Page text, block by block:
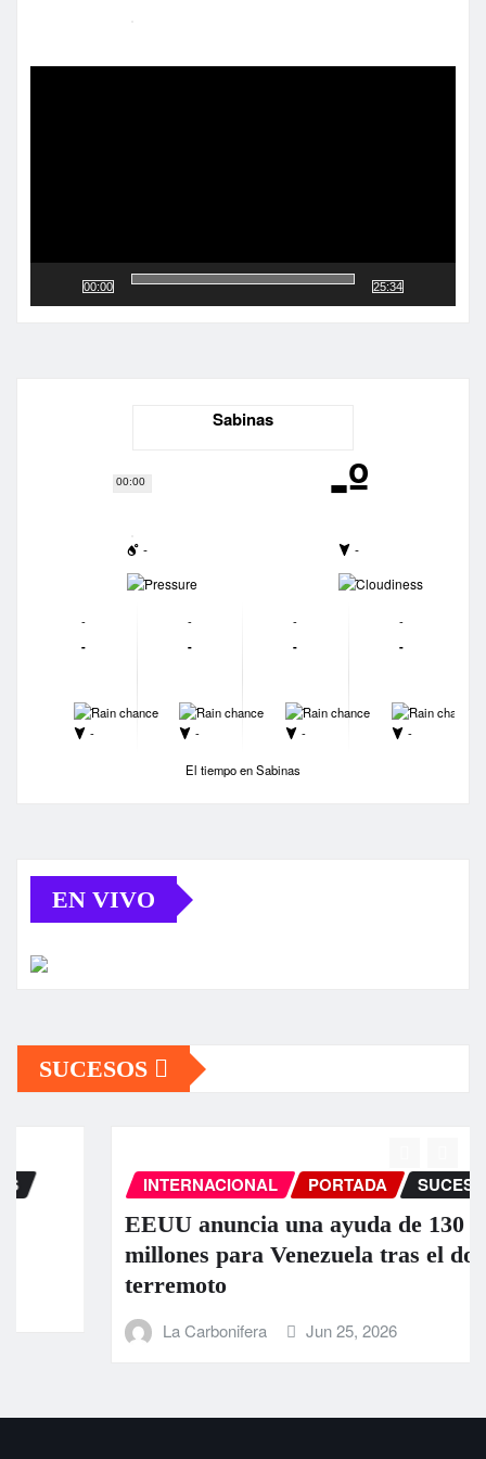
00:00
00:00
25:34
Sabinas
-º
-
-
-
-
-
-
-
-
-
-
-
-
-
-
-
-
-
-
-
-
El tiempo en Sabinas
EN VIVO
SUCESOS
INTERNACIONAL PORTADA SUCESOS
EEUU anuncia una ayuda de 130
millones para Venezuela tras el doble
terremoto
La Carbonifera Jun 25, 2026